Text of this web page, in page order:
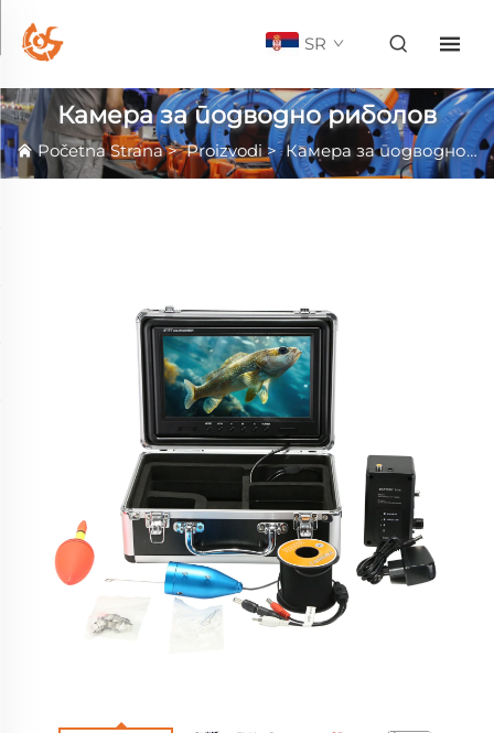
SR
Камера за подводно риболов
Početna Strana>Proizvodi>Камера за подводно риболов